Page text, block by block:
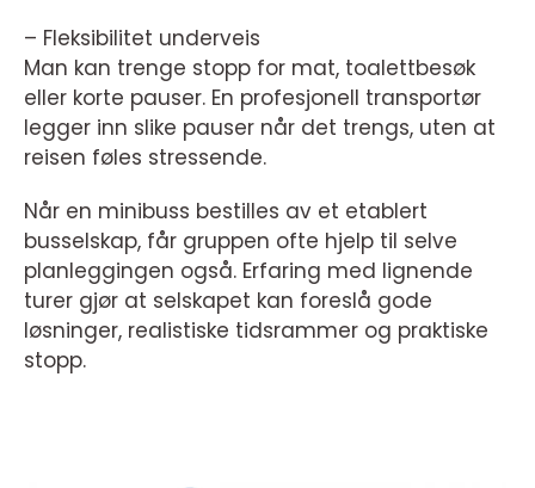
– Fleksibilitet underveis
Man kan trenge stopp for mat, toalettbesøk
eller korte pauser. En profesjonell transportør
legger inn slike pauser når det trengs, uten at
reisen føles stressende.
Når en minibuss bestilles av et etablert
busselskap, får gruppen ofte hjelp til selve
planleggingen også. Erfaring med lignende
turer gjør at selskapet kan foreslå gode
løsninger, realistiske tidsrammer og praktiske
stopp.